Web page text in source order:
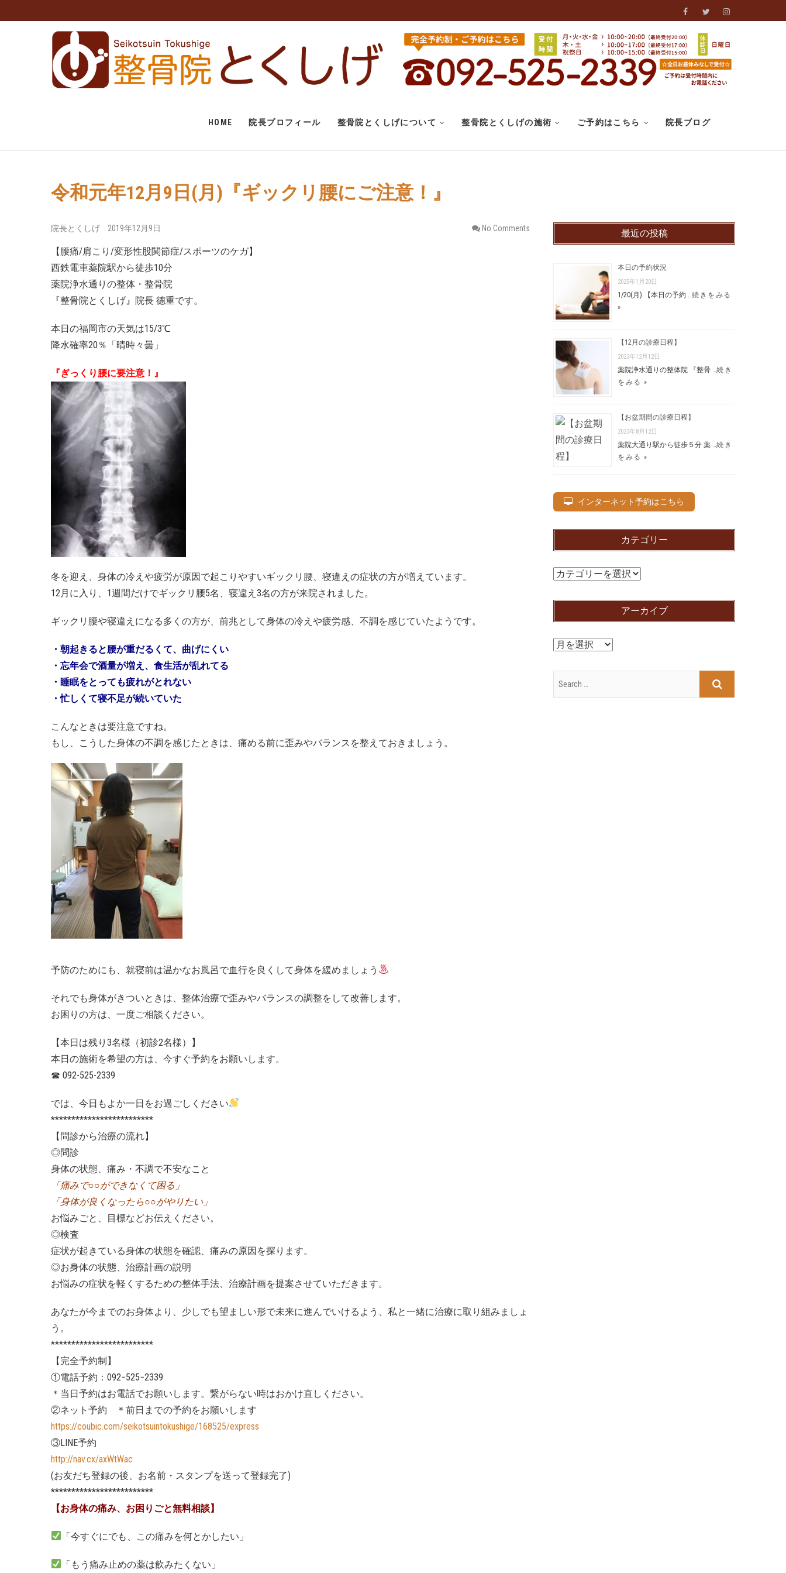
FacebookTwitterInstagram
福岡市中央区 薬院 肩こり 腰痛｜整
体 スポーツ障害なら整骨院とくし
げ
福岡市中央区、薬院、天神、平尾、博多、六本松で肩こり、腰痛、変形性股関節症にお悩みなら整
骨院とくしげへ。患者さんのお話を丁寧にお聞きし、施術させていただきます。スポーツ選手のケ
ガもおまかせください。
HOME 院長プロフィール 整骨院とくしげについて 整骨院とくしげの施術 ご予約はこちら 院長ブログ
令和元年12月9日(月)『ギックリ腰にご注意！』
院長とくしげ 2019年12月9日 No Comments
【腰痛/肩こり/変形性股関節症/スポーツのケガ】
西鉄電車薬院駅から徒歩10分
薬院浄水通りの整体・整骨院
『整骨院とくしげ』院長 德重です。
本日の福岡市の天気は15/3℃
降水確率20％「晴時々曇」
『ぎっくり腰に要注意！』
冬を迎え、身体の冷えや疲労が原因で起こりやすいギックリ腰、寝違えの症状の方が増えています。
12月に入り、1週間だけでギックリ腰5名、寝違え3名の方が来院されました。
ギックリ腰や寝違えになる多くの方が、前兆として身体の冷えや疲労感、不調を感じていたようです。
・朝起きると腰が重だるくて、曲げにくい
・忘年会で酒量が増え、食生活が乱れてる
・睡眠をとっても疲れがとれない
・忙しくて寝不足が続いていた
こんなときは要注意ですね。
もし、こうした身体の不調を感じたときは、痛める前に歪みやバランスを整えておきましょう。
予防のためにも、就寝前は温かなお風呂で血行を良くして身体を緩めましょう
それでも身体がきついときは、整体治療で歪みやバランスの調整をして改善します。
お困りの方は、一度ご相談ください。
【本日は残り3名様（初診2名様）】
本日の施術を希望の方は、今すぐ予約をお願いします。
☎ 092-525-2339
では、今日もよか一日をお過ごしください
*************************
【問診から治療の流れ】
◎問診
身体の状態、痛み・不調で不安なこと
「痛みで○○ができなくて困る」
「身体が良くなったら○○がやりたい」
お悩みごと、目標などお伝えください。
◎検査
症状が起きている身体の状態を確認、痛みの原因を探ります。
◎お身体の状態、治療計画の説明
お悩みの症状を軽くするための整体手法、治療計画を提案させていただきます。
あなたが今までのお身体より、少しでも望ましい形で未来に進んでいけるよう、私と一緒に治療に取り組みましょ
う。
*************************
【完全予約制】
①電話予約：092−525−2339
＊当日予約はお電話でお願いします。繋がらない時はおかけ直しください。
②ネット予約 ＊前日までの予約をお願いします
https://coubic.com/seikotsuintokushige/168525/express
③LINE予約
http://nav.cx/axWtWac
(お友だち登録の後、お名前・スタンプを送って登録完了)
*************************
【お身体の痛み、お困りごと無料相談】
「今すぐにでも、この痛みを何とかしたい」
「もう痛み止めの薬は飲みたくない」
最近の投稿
本日の予約状況
2025年1月20日
1/20(月) 【本日の予約 … 続きをみる
»
【12月の診療日程】
2023年12月12日
薬院浄水通りの整体院 『整骨 … 続き
をみる »
【お盆期間の診療日程】
2023年8月12日
薬院大通り駅から徒歩５分 薬 … 続き
をみる »
インターネット予約はこちら
カテゴリー
カ
リ
ー
アーカイブ
ア